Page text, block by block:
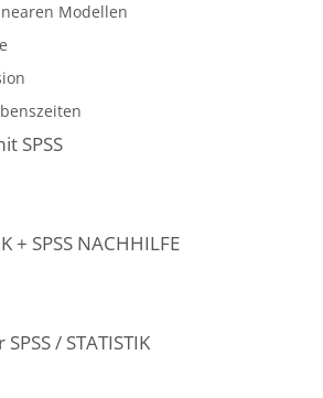
Modellen
SPSS
+ SPSS NACHHILFE
/ STATISTIK